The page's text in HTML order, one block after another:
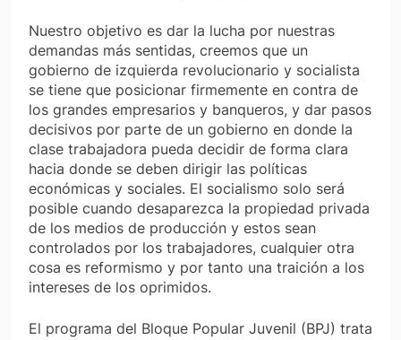
Nuestro objetivo es dar la lucha por nuestras
demandas más sentidas, creemos que un
gobierno de izquierda revolucionario y socialista
se tiene que posicionar firmemente en contra de
los grandes empresarios y banqueros, y dar pasos
decisivos por parte de un gobierno en donde la
clase trabajadora pueda decidir de forma clara
hacia donde se deben dirigir las políticas
económicas y sociales. El socialismo solo será
posible cuando desaparezca la propiedad privada
de los medios de producción y estos sean
controlados por los trabajadores, cualquier otra
cosa es reformismo y por tanto una traición a los
intereses de los oprimidos.
El programa del Bloque Popular Juvenil (BPJ) trata